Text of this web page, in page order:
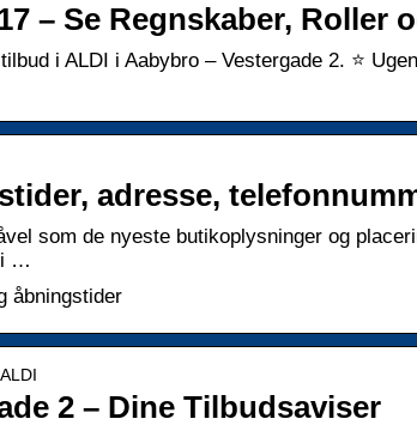
– Se Regnskaber, Roller
i ALDI i Aabybro – Vestergade 2. ⭐
adresse,
som de nyeste butikoplysninger og
i …
åbningstider
2 – Dine Tilbudsaviser